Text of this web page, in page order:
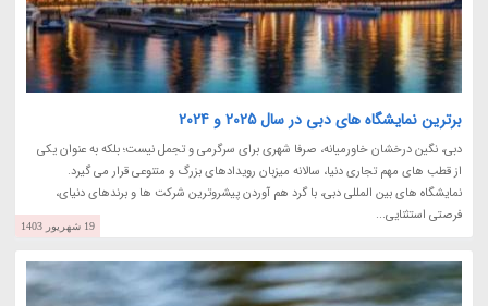
برترین نمایشگاه های دبی در سال 2025 و 2024
دبی، نگین درخشان خاورمیانه، صرفا شهری برای سرگرمی و تجمل نیست؛ بلکه به عنوان یکی
از قطب های مهم تجاری دنیا، سالانه میزبان رویدادهای بزرگ و متنوعی قرار می گیرد.
نمایشگاه های بین المللی دبی، با گرد هم آوردن پیشروترین شرکت ها و برندهای دنیای،
فرصتی استثنایی...
19 شهریور 1403